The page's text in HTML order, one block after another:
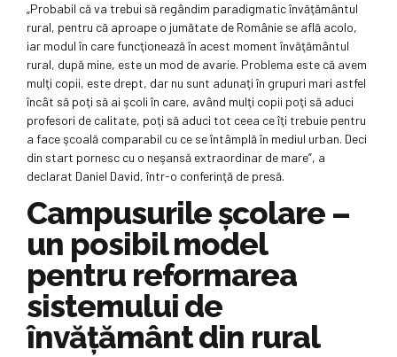
„Probabil că va trebui să regândim paradigmatic învăţământul
rural, pentru că aproape o jumătate de Românie se află acolo,
iar modul în care funcţionează în acest moment învăţământul
rural, după mine, este un mod de avarie. Problema este că avem
mulţi copii, este drept, dar nu sunt adunaţi în grupuri mari astfel
încât să poţi să ai şcoli în care, având mulţi copii poţi să aduci
profesori de calitate, poţi să aduci tot ceea ce îţi trebuie pentru
a face şcoală comparabil cu ce se întâmplă în mediul urban. Deci
din start pornesc cu o neşansă extraordinar de mare”, a
declarat Daniel David, într-o conferinţă de presă.
Campusurile școlare –
un posibil model
pentru reformarea
sistemului de
învățământ din rural